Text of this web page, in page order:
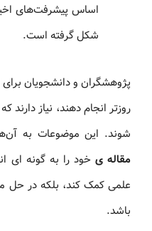
اساس پیشرفت‌های
شکل گرفته است.
پژوهشگران و دانشجویان
روزتر انجام دهند، نیاز
شوند. این موضوعات به
مقاله ی خود را به گونه ای
علمی کمک کند، بلکه در حل
باشد.